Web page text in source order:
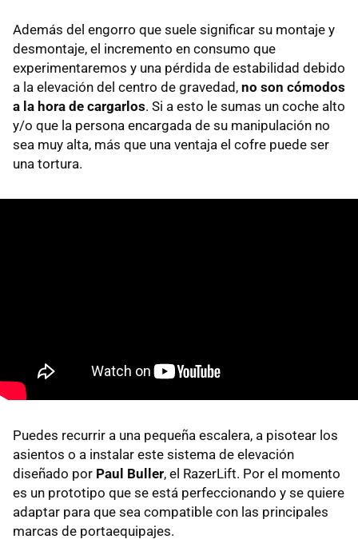
Además del engorro que suele significar su montaje y
desmontaje, el incremento en consumo que
experimentaremos y una pérdida de estabilidad debido
a la elevación del centro de gravedad, no son cómodos
a la hora de cargarlos. Si a esto le sumas un coche alto
y/o que la persona encargada de su manipulación no
sea muy alta, más que una ventaja el cofre puede ser
una tortura.
Puedes recurrir a una pequeña escalera, a pisotear los
asientos o a instalar este sistema de elevación
diseñado por Paul Buller, el RazerLift. Por el momento
es un prototipo que se está perfeccionando y se quiere
adaptar para que sea compatible con las principales
marcas de portaequipajes.